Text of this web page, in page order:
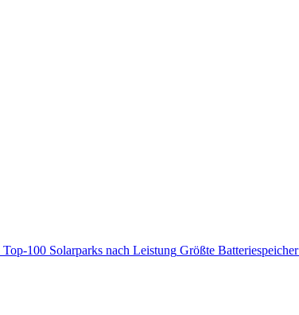
Top-100 Solarparks nach Leistung Größte Batteriespeicher